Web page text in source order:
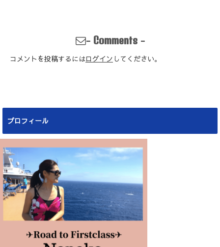
- Comments-
コメントを投稿するにはログイン してください。
プロフィール